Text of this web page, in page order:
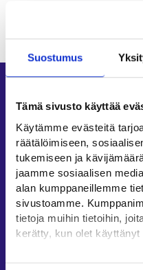
Suostumus
Tämä sivusto käyttää
Käytämme evästeitä
räätälöimiseen,
tukemiseen ja
jaamme sosiaalisen
alan kumppaneillemme
sivustoamme.
tietoja muihin tietoihin,
kerätty, kun olet käyttänyt
Löydät tietoa evästeiden
Oma työpolku
Työnhakuprofiili
Avoimet työpaikat
Tietoa muilla kielillä
Asiakaspalvelu